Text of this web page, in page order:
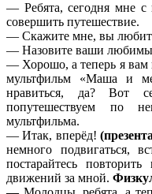
— Ребята, сегодня мне с
совершить путешествие.
— Скажите мне, вы
— Назовите ваши
— Хорошо, а теперь я вам
мультфильм «Маша и
нравиться, да? Вот
попутешествуем по
мультфильма.
— Итак, вперёд!
немного подвигаться,
постарайтесь
движений за мной.